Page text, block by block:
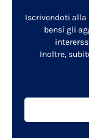
Iscrivendoti alla
bensì gli
Inoltre,